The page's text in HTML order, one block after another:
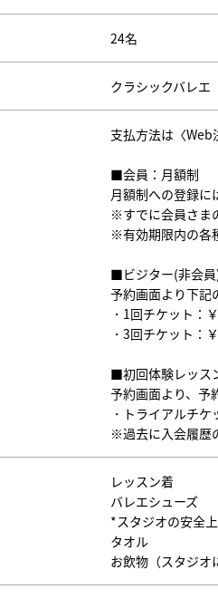
24名
クラシックバレエ
支払方法は〈Web
■会員：月額制
月額制への登録に
※すでに会員さま
※有効期限内の各
■ビジター(非会
予約画面より下記
・1回チケット：
・3回チケット：
■初回体験レッス
予約画面より、予
・トライアルチ
※過去に入会履歴
レッスン着
バレエシューズ
*スタジオの安全
タオル
お飲物（スタジオ